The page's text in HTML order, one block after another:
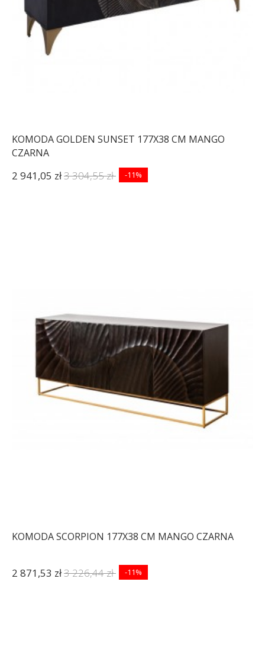
KOMODA GOLDEN SUNSET 177X38 CM MANGO
CZARNA
2 941,05 zł3 304,55 zł -11%
KOMODA SCORPION 177X38 CM MANGO CZARNA
2 871,53 zł3 226,44 zł -11%